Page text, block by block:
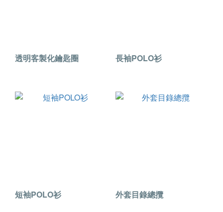
透明客製化鑰匙圈 長袖POLO衫
短袖POLO衫 外套目錄總攬